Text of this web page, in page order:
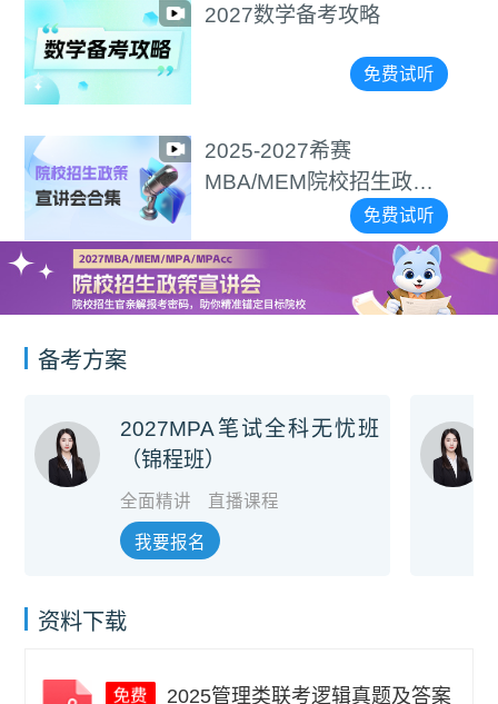
2027数学备考攻略
免费试听
2025-2027希赛
MBA/MEM院校招生政策
免费试听
备考方案
2027MPA笔试全科无忧班
（锦程班）
全面精讲 直播课程
我要报名
资料下载